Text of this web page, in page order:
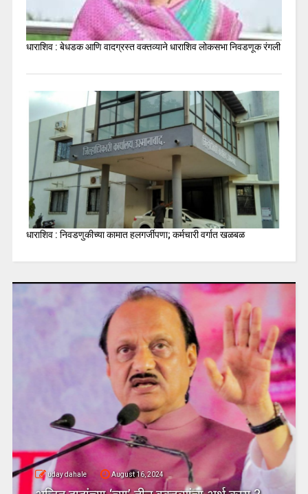
धाराशिव : बेधडक आणि वादग्रस्त वक्तव्याने धाराशिव लोकसभा निवडणूक रंगली
धाराशिव : निवडणुकीच्या कामात हलगर्जीपणा; कर्मचारी वर्गात खळबळ
uday dahale August 16, 2024